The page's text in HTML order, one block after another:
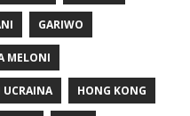
GARIWO
MELONI
UCRAINA HONG KONG